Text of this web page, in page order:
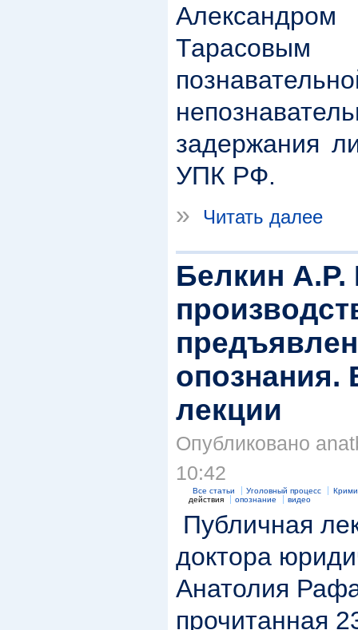
задержания
УПК РФ.
»
Читать далее
Белкин
опознания.
лекции
Опубликовано
10:42
Все статьи Уголовный процесс
действия
опознание видео
Публичная
доктора
Анатолия
прочитанная